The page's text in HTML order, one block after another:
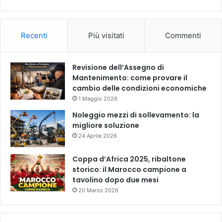
Recenti Più visitati Commenti
Revisione dell’Assegno di
Mantenimento: come provare il
cambio delle condizioni economiche
1 Maggio 2026
Noleggio mezzi di sollevamento: la
migliore soluzione
24 Aprile 2026
Coppa d’Africa 2025, ribaltone
storico: il Marocco campione a
tavolino dopo due mesi
20 Marzo 2026